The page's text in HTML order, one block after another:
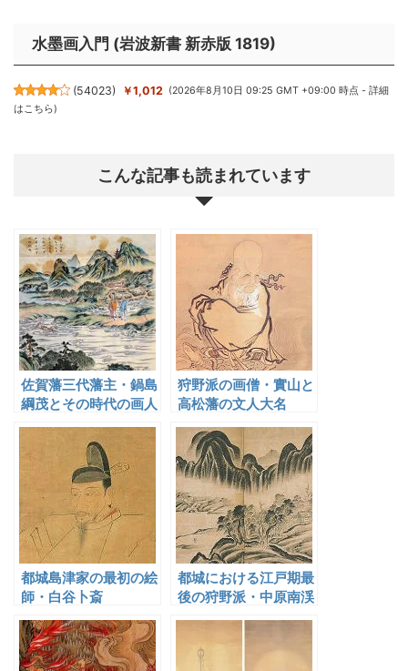
水墨画入門 (岩波新書 新赤版 1819)
(54023) ￥1,012 (2026年8月10日 09:25 GMT +09:00 時点 -詳細
はこちら)
こんな記事も読まれています
佐賀藩三代藩主・鍋島
綱茂とその時代の画人
狩野派の画僧・實山と
高松藩の文人大名
都城島津家の最初の絵
師・白谷卜斎
都城における江戸期最
後の狩野派・中原南渓